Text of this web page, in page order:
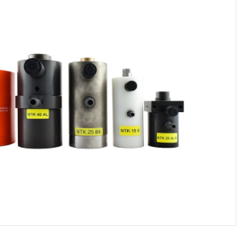
DAYTON
carlson制动器
CLEVELAND